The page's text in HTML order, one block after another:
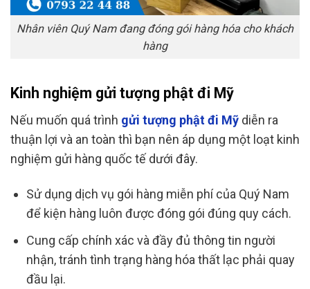
Nhân viên Quý Nam đang đóng gói hàng hóa cho khách
hàng
Kinh nghiệm gửi tượng phật đi Mỹ
Nếu muốn quá trình gửi tượng phật đi Mỹ diễn ra
thuận lợi và an toàn thì bạn nên áp dụng một loạt kinh
nghiệm gửi hàng quốc tế dưới đây.
Sử dụng dịch vụ gói hàng miễn phí của Quý Nam
để kiện hàng luôn được đóng gói đúng quy cách.
Cung cấp chính xác và đầy đủ thông tin người
nhận, tránh tình trạng hàng hóa thất lạc phải quay
đầu lại.